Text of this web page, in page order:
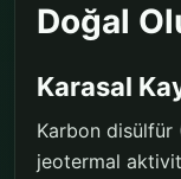
Doğal
Karasal
Karbon disülfür
jeotermal